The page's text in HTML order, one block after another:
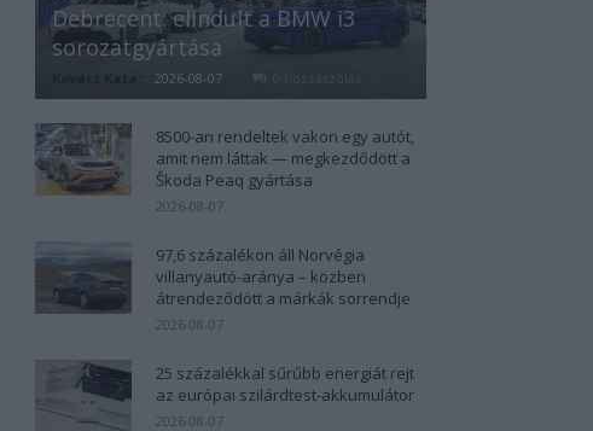
Debrecent: elindult a BMW i3
sorozatgyártása
- 2026-08-07
8500-an rendeltek vakon egy autót,
amit nem láttak — megkezdődött a
Škoda Peaq gyártása
2026-08-07
97,6 százalékon áll Norvégia
villanyautó-aránya – közben
átrendeződött a márkák sorrendje
2026-08-07
25 százalékkal sűrűbb energiát rejt
az európai szilárdtest-akkumulátor
2026-08-07